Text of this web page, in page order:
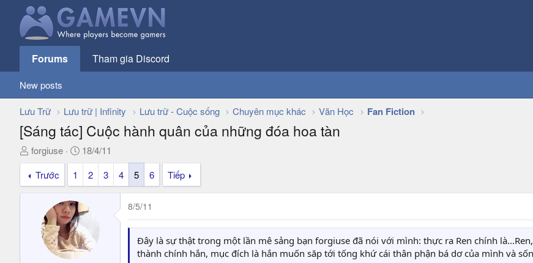
Forums Tham gia Discord
New posts
Lưu Trữ Lưu trữ | Infinity Lưu trữ - Cuộc sống Chuyên mục khác Văn Học Fan Fiction
[Sáng tác] Cuộc hành quân của những đóa hoa tàn
T
h
e
forgiuse
N
g
y
g
ử
18/4/11
Trước
1 2 3 4 5 6 Tiếp
8/5/11
Đây là sự thật trong một lần mê sảng bạn forgiuse đã nói với mình: thực ra Ren chính
thành chính hắn, mục đích là hắn muốn săp tới tống khứ cái thân phận bá dơ của mình và